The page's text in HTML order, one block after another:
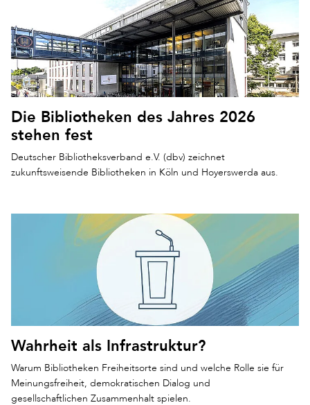
Die Bibliotheken des Jahres 2026
stehen fest
Deutscher Bibliotheksverband e.V. (dbv) zeichnet
zukunftsweisende Bibliotheken in Köln und Hoyerswerda aus.
Wahrheit als Infrastruktur?
Warum Bibliotheken Freiheitsorte sind und welche Rolle sie für
Meinungsfreiheit, demokratischen Dialog und
gesellschaftlichen Zusammenhalt spielen.